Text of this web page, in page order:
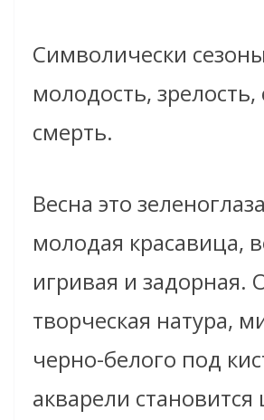
Символически
молодость, зрелость,
смерть.
Весна это
молодая красавица,
игривая и задорная.
творческая натура,
черно-белого под
акварели